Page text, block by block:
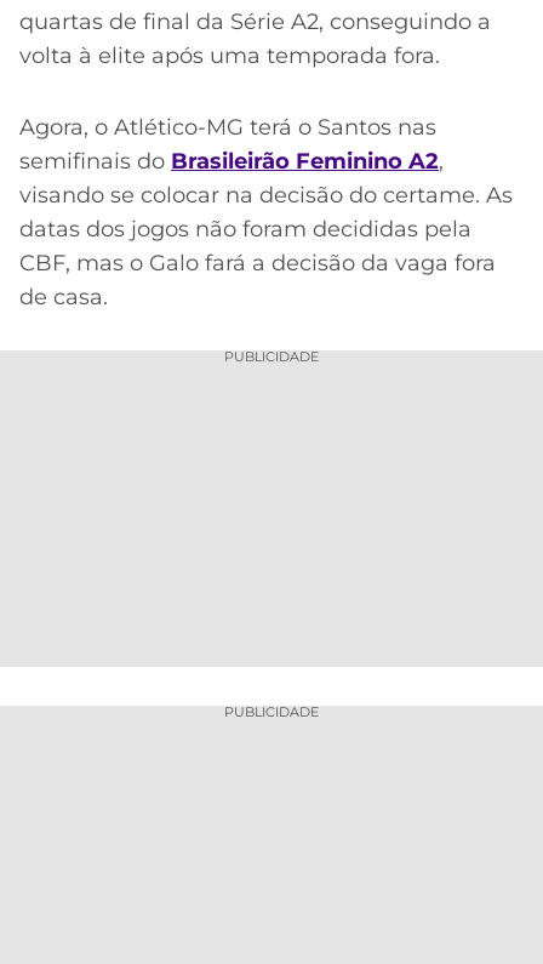
quartas de final da Série A2, conseguindo a
volta à elite após uma temporada fora.
Agora, o Atlético-MG terá o Santos nas
semifinais do Brasileirão Feminino A2,
visando se colocar na decisão do certame. As
datas dos jogos não foram decididas pela
CBF, mas o Galo fará a decisão da vaga fora
de casa.
PUBLICIDADE
PUBLICIDADE